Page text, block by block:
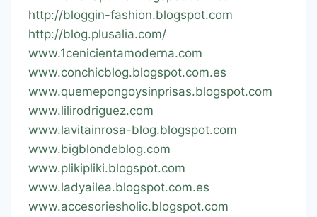
http://bloggin-fashion.blogspot.com
http://blog.plusalia.com/
www.1cenicientamoderna.com
www.conchicblog.blogspot.com.es
www.quemepongoysinprisas.blogspot.com
www.lilirodriguez.com
www.lavitainrosa-blog.blogspot.com
www.bigblondeblog.com
www.plikipliki.blogspot.com
www.ladyailea.blogspot.com.es
www.accesoriesholic.blogspot.com